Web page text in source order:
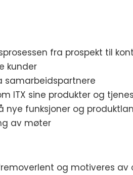
fra prospekt til
kunder
samarbeidspartnere
ITX sine produkter og
nye funksjoner og
av møter
og motiveres